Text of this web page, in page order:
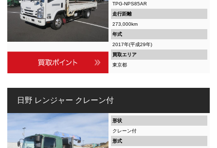
TPG-NPS85AR
走行距離
273,000km
年式
2017年(平成29年)
買取エリア
東京都
日野 レンジャー クレーン付
形状
クレーン付
形式